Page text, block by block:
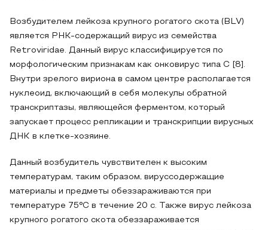
Возбудителем лейкоза крупного рогатого скота (BLV)
является РНК-содержащий вирус из семейства
Retroviridae. Данный вирус классифицируется по
морфологическим признакам как онковирус типа С [8].
Внутри зрелого вириона в самом центре располагается
нуклеоид, включающий в себя молекулы обратной
транскриптазы, являющейся ферментом, который
запускает процесс репликации и транскрипции вирусных
ДНК в клетке-хозяине.
Данный возбудитель чувствителен к высоким
температурам, таким образом, вируссодержащие
материалы и предметы обеззараживаются при
температуре 75°C в течение 20 с. Также вирус лейкоза
крупного рогатого скота обеззараживается